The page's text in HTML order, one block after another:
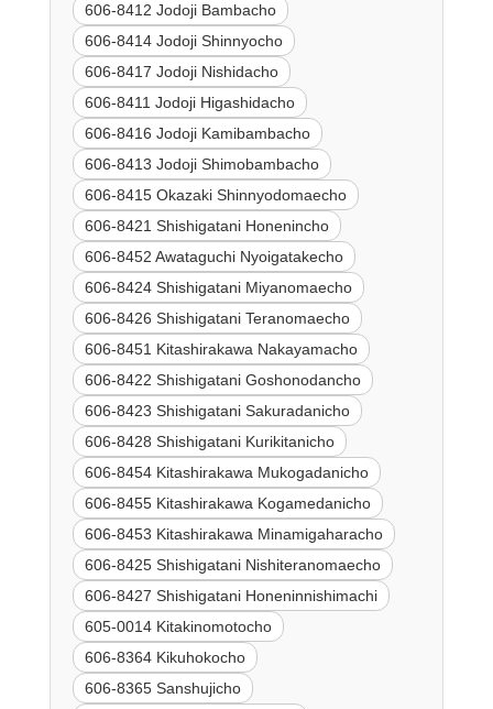
606-8412 Jodoji Bambacho
606-8414 Jodoji Shinnyocho
606-8417 Jodoji Nishidacho
606-8411 Jodoji Higashidacho
606-8416 Jodoji Kamibambacho
606-8413 Jodoji Shimobambacho
606-8415 Okazaki Shinnyodomaecho
606-8421 Shishigatani Honenincho
606-8452 Awataguchi Nyoigatakecho
606-8424 Shishigatani Miyanomaecho
606-8426 Shishigatani Teranomaecho
606-8451 Kitashirakawa Nakayamacho
606-8422 Shishigatani Goshonodancho
606-8423 Shishigatani Sakuradanicho
606-8428 Shishigatani Kurikitanicho
606-8454 Kitashirakawa Mukogadanicho
606-8455 Kitashirakawa Kogamedanicho
606-8453 Kitashirakawa Minamigaharacho
606-8425 Shishigatani Nishiteranomaecho
606-8427 Shishigatani Honeninnishimachi
605-0014 Kitakinomotocho
606-8364 Kikuhokocho
606-8365 Sanshujicho